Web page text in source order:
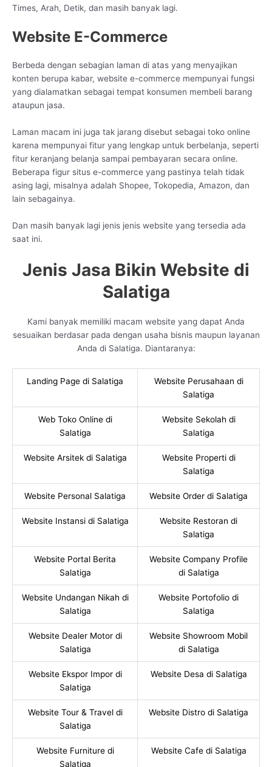
Times, Arah, Detik, dan masih banyak lagi.
Website E-Commerce
Berbeda dengan sebagian laman di atas yang menyajikan
konten berupa kabar, website e-commerce mempunyai fungsi
yang dialamatkan sebagai tempat konsumen membeli barang
ataupun jasa.
Laman macam ini juga tak jarang disebut sebagai toko online
karena mempunyai fitur yang lengkap untuk berbelanja, seperti
fitur keranjang belanja sampai pembayaran secara online.
Beberapa figur situs e-commerce yang pastinya telah tidak
asing lagi, misalnya adalah Shopee, Tokopedia, Amazon, dan
lain sebagainya.
Dan masih banyak lagi jenis jenis website yang tersedia ada
saat ini.
Jenis Jasa Bikin Website di
Salatiga
Kami banyak memiliki macam website yang dapat Anda
sesuaikan berdasar pada dengan usaha bisnis maupun layanan
Anda di Salatiga. Diantaranya:
Landing Page di Salatiga
Website Perusahaan di
Salatiga
Web Toko Online di
Salatiga
Website Sekolah di
Salatiga
Website Arsitek di Salatiga
Website Properti di
Salatiga
Website Personal Salatiga Website Order di Salatiga
Website Instansi di Salatiga
Website Restoran di
Salatiga
Website Portal Berita
Salatiga
Website Company Profile
di Salatiga
Website Undangan Nikah di
Salatiga
Website Portofolio di
Salatiga
Website Dealer Motor di
Salatiga
Website Showroom Mobil
di Salatiga
Website Ekspor Impor di
Salatiga
Website Desa di Salatiga
Website Tour & Travel di
Salatiga
Website Distro di Salatiga
Website Furniture di
Salatiga
Website Cafe di Salatiga